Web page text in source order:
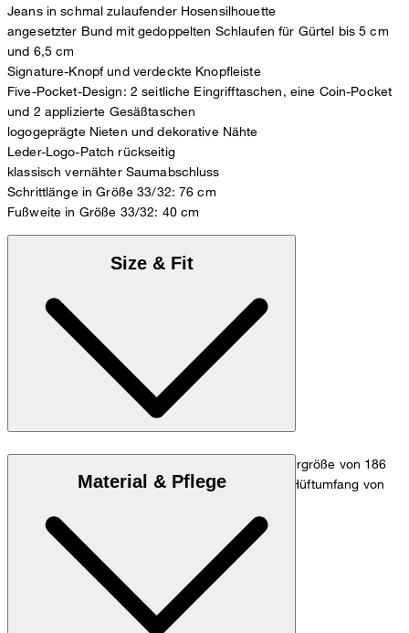
Jeans in schmal zulaufender Hosensilhouette
angesetzter Bund mit gedoppelten Schlaufen für Gürtel bis 5 cm
und 6,5 cm
Signature-Knopf und verdeckte Knopfleiste
Five-Pocket-Design: 2 seitliche Eingrifftaschen, eine Coin-Pocket
und 2 applizierte Gesäßtaschen
logogeprägte Nieten und dekorative Nähte
Leder-Logo-Patch rückseitig
klassisch vernähter Saumabschluss
Schrittlänge in Größe 33/32: 76 cm
Fußweite in Größe 33/32: 40 cm
Size & Fit
Das Model trägt die Größe 32/32 bei einer Körpergröße von 186
cm, einem Taillenumfang von 84 cm und einem Hüftumfang von
Maßtabelle
Material & Pflege